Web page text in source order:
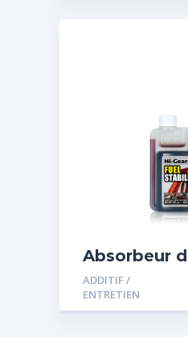
Absorbeur
d’eau pour
ADDITIF /
ENTRETIEN